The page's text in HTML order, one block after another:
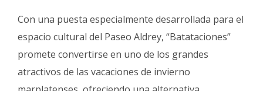
Con una puesta especialmente desarrollada para el
espacio cultural del Paseo Aldrey, “Batataciones”
promete convertirse en uno de los grandes
atractivos de las vacaciones de invierno